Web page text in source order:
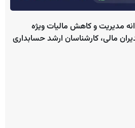
مدیریت و کاهش مالیات ویژه
مالی، کارشناسان ارشد حسابداری